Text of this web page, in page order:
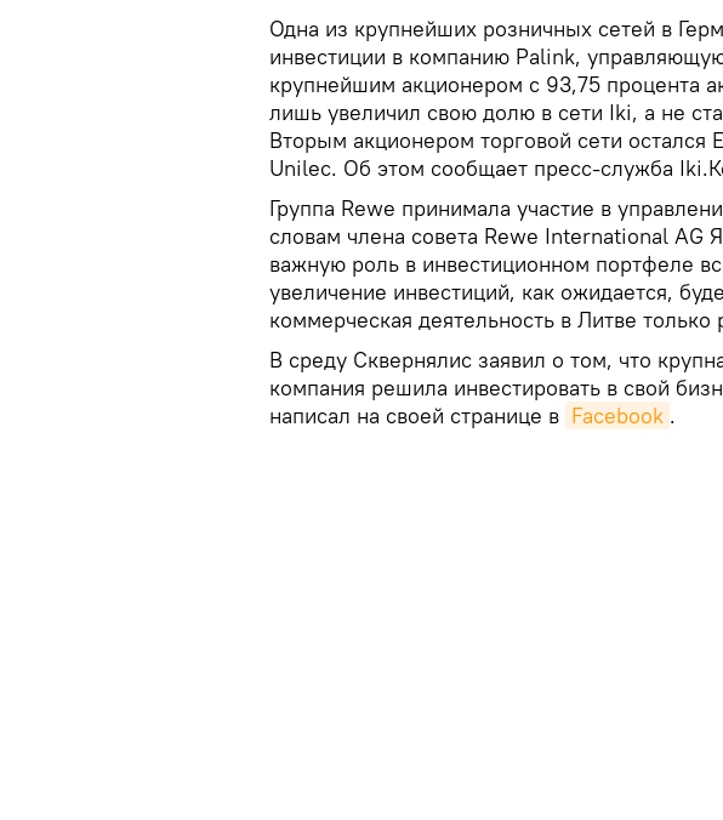
Одна из крупнейших розничных сетей в
инвестиции в компанию Palink,
крупнейшим акционером с 93,75 процента
лишь увеличил свою долю в сети Iki, а не
Вторым акционером торговой сети остался
Unilec. Об этом сообщает пресс-служба
Группа Rewe принимала участие в
словам члена совета Rewe International AG
важную роль в инвестиционном портфеле
увеличение инвестиций, как ожидается,
коммерческая деятельность в Литве только
В среду Сквернялис заявил о том, что
компания решила инвестировать в свой
написал на своей странице в Facebook .